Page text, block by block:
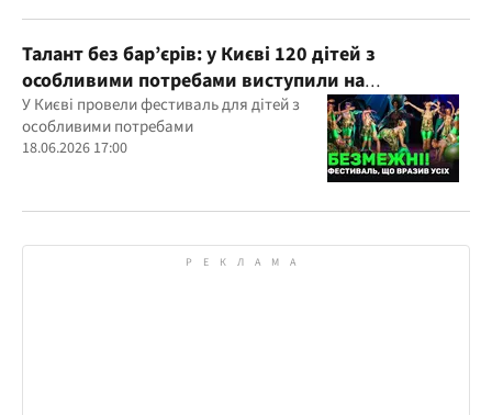
Талант без бар’єрів: у Києві 120 дітей з
особливими потребами виступили на
всеукраїнському фестивалі
У Києві провели фестиваль для дітей з
особливими потребами
18.06.2026 17:00